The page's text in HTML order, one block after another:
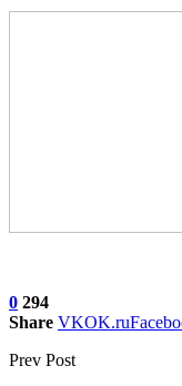
0 294
Share VKOK.ru
Prev Post